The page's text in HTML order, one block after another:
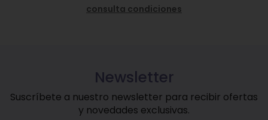
consulta condiciones
Newsletter
Suscríbete a nuestro newsletter para recibir ofertas
y novedades exclusivas.